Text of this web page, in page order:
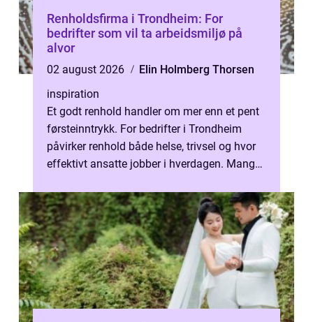
Renholdsfirma i Trondheim: For
bedrifter som vil ta arbeidsmiljø på
alvor
02 august 2026
Elin Holmberg Thorsen
inspiration
Et godt renhold handler om mer enn et pent
førsteinntrykk. For bedrifter i Trondheim
påvirker renhold både helse, trivsel og hvor
effektivt ansatte jobber i hverdagen. Mange